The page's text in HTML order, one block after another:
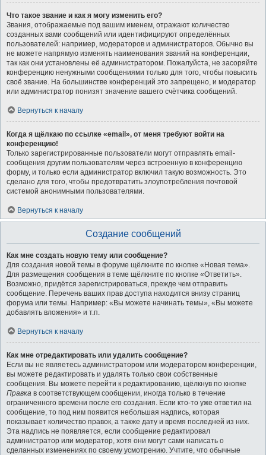
Что такое звание и как я могу изменить его?
Звания, отображаемые под вашим именем, отражают количество
созданных вами сообщений или идентифицируют определённых
пользователей: например, модераторов и администраторов. Обычно вы
не можете напрямую изменять наименования званий на конференции,
так как они установлены её администратором. Пожалуйста, не засоряйте
конференцию ненужными сообщениями только для того, чтобы повысить
своё звание. На большинстве конференций это запрещено, и модератор
или администратор понизят значение вашего счётчика сообщений.
Вернуться к началу
Когда я щёлкаю по ссылке «email», от меня требуют войти на
конференцию!
Только зарегистрированные пользователи могут отправлять email-
сообщения другим пользователям через встроенную в конференцию
форму, и только если администратор включил такую возможность. Это
сделано для того, чтобы предотвратить злоупотребления почтовой
системой анонимными пользователями.
Вернуться к началу
Создание сообщений
Как мне создать новую тему или сообщение?
Для создания новой темы в форуме щёлкните по кнопке «Новая тема».
Для размещения сообщения в теме щёлкните по кнопке «Ответить».
Возможно, придётся зарегистрироваться, прежде чем отправить
сообщение. Перечень ваших прав доступа находится внизу страниц
форума или темы. Например: «Вы можете начинать темы», «Вы можете
добавлять вложения» и т.п.
Вернуться к началу
Как мне отредактировать или удалить сообщение?
Если вы не являетесь администратором или модератором конференции,
вы можете редактировать и удалять только свои собственные
сообщения. Вы можете перейти к редактированию, щёлкнув по кнопке
Правка в соответствующем сообщении, иногда только в течение
ограниченного времени после его создания. Если кто-то уже ответил на
сообщение, то под ним появится небольшая надпись, которая
показывает количество правок, а также дату и время последней из них.
Эта надпись не появляется, если сообщение редактировал
администратор или модератор, хотя они могут сами написать о
сделанных изменениях по своему усмотрению. Учтите, что обычные